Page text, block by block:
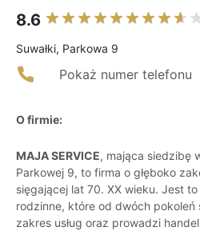
8.6
Suwałki, Parkowa 9
Pokaż numer telefonu
O firmie:
MAJA SERVICE, mająca siedzibę
Parkowej 9, to firma o głęboko
sięgającej lat 70. XX wieku. Jest
rodzinne, które od dwóch pokoleń
zakres usług oraz prowadzi